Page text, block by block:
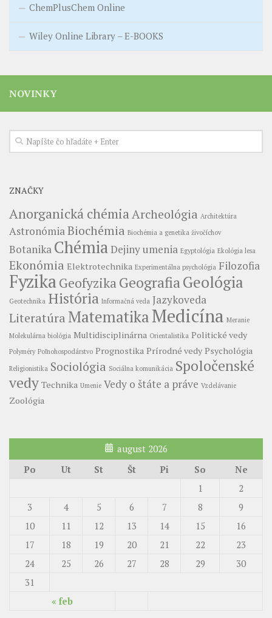
ChemPlusChem Online
Wiley Online Library – E-BOOKS
NOVINKY
ZNAČKY
Anorganická chémiaArcheológia Architektúra
AstronómiaBiochémia Biochémia a genetika živočíchov
Botanika ChémiaDejiny umenia Egyptológia Ekológia lesa
Ekonómia Elektrotechnika Experimentálna psychológia Filozofia
FyzikaGeofyzikaGeografiaGeológia
Geotechnika História Informačná veda Jazykoveda
LiteratúraMatematikaMedicína Meranie
Molekulárna biológia Multidisciplinárna Orientalistika Politické vedy
Polyméry Poľnohospodárstvo Prognostika Prírodné vedy Psychológia
Religionistika Sociológia Sociálna komunikácia Spoločenské
vedy Technika Umenie Vedy o štáte a práve Vzdelávanie
Zoológia
august 2026
Po
Ut St Št Pi So Ne
« feb
1
2
3
4 5 6 7 8
9
10
11 12 13 14 15
16
17
18 19 20 21 22
23
24
25 26 27 28 29
30
31